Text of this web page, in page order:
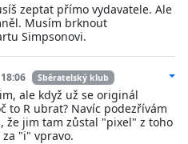
zeptat přímo vydavatele. Ale
Musím brknout
Simpsonovi.
Sběratelský klub
ale když už se originál
to R ubrat? Navíc podezřívám
že jim tam zůstal "pixel" z toho
"i" vpravo.